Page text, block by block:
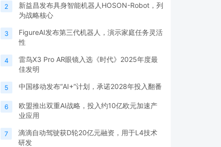
2
新益昌发布具身智能机器人HOSON-Robot，列
为战略核心
3
FigureAI发布第三代机器人，演示家庭任务灵活
性
4
雷鸟X3 Pro AR眼镜入选《时代》2025年度最
佳发明
5 中国移动发布“AI+”计划，承诺2028年投入翻番
6
欧盟推出双重AI战略，投入约10亿欧元加速产
业应用
7
滴滴自动驾驶获D轮20亿元融资，用于L4技术
研发